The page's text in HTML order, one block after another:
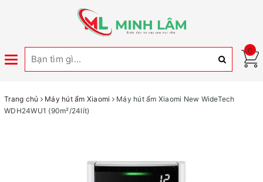
Toggle
0
Trang chủ Máy hút ẩm Xiaomi
Máy hút ẩm Xiaomi New WideTech
WDH24WU1 (90m²/24lít)